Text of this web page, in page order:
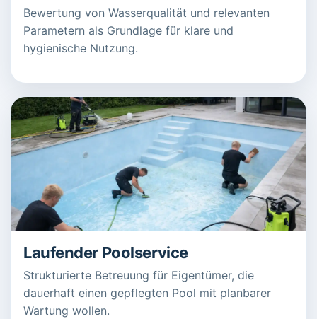
Bewertung von Wasserqualität und relevanten
Parametern als Grundlage für klare und
hygienische Nutzung.
Laufender Poolservice
Strukturierte Betreuung für Eigentümer, die
dauerhaft einen gepflegten Pool mit planbarer
Wartung wollen.